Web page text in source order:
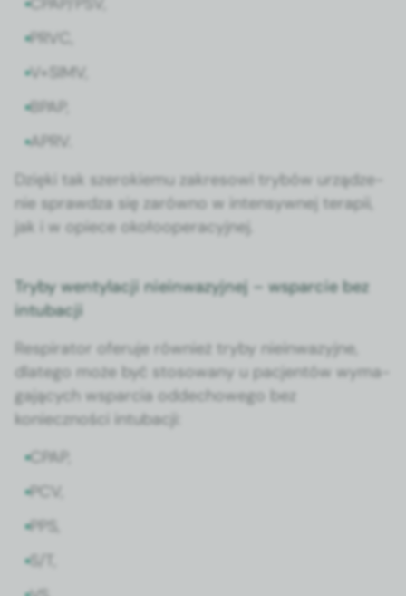
PRVC,
V+SIMV,
BPAP,
APRV.
Dzię­ki tak sze­rok­iemu zakre­sowi try­bów urządze­
nie sprawdza się zarówno w inten­sy­wnej ter­apii,
jak i w opiece około­op­er­a­cyjnej.
Tryby wentylacji nieinwazyjnej – wsparcie bez
intubacji
Res­pi­ra­tor ofer­u­je również try­by niein­wazyjne,
dlat­ego może być stosowany u pac­jen­tów wyma­
ga­ją­cych wspar­cia odd­e­chowego bez
koniecznoś­ci intubacji:
CPAP,
PCV,
PPS,
S/T,